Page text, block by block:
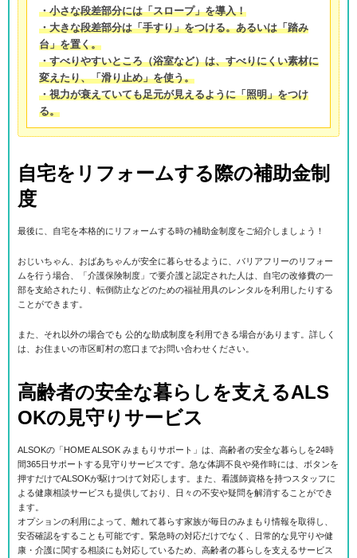
・小さな段差部分には「スロープ」を導入！
・大きな段差部分は「手すり」をつける。あるいは「踏み
台」を置く。
・すべりやすいところ（浴室など）は、すべりにくい素材に
変えたり、「滑り止め」を使う。
・視力が衰えていても足元が見えるように「照明」をつけ
る。
自宅をリフォームする際の補助金制
度
最後に、自宅を本格的にリフォームする時の補助金制度をご紹介しましょう！
おじいちゃん、おばあちゃんが安全に暮らせるように、バリアフリーのリフォー
ムを行う場合、「介護保険制度」で要介護と認定された人は、自宅の改修費の一
部を支給されたり、転倒防止などのための福祉用具のレンタルを利用したりする
ことができます。
また、それ以外の場合でも 公的な助成制度を利用できる場合があります。詳しく
は、お住まいの市区町村の窓口までお問い合わせください。
高齢者の安全な暮らしを支えるALS
OKの見守りサービス
ALSOKの「HOME ALSOK みまもりサポート」は、高齢者の安全な暮らしを24時
間365日サポートする見守りサービスです。急な体調不良や発作時には、ボタンを
押すだけでALSOKが駆けつけて対応します。また、看護師資格を持つスタッフに
よる健康相談サービスも提供しており、日々の不安や疑問を解消することができ
ます。
オプションの利用によって、離れて暮らす家族が毎日のみまもり情報を取得し、
安否確認をすることも可能です。緊急時の対応だけでなく、日常的な見守りや健
康・介護に関する相談にも対応しているため、高齢者の暮らしを支えるサービス